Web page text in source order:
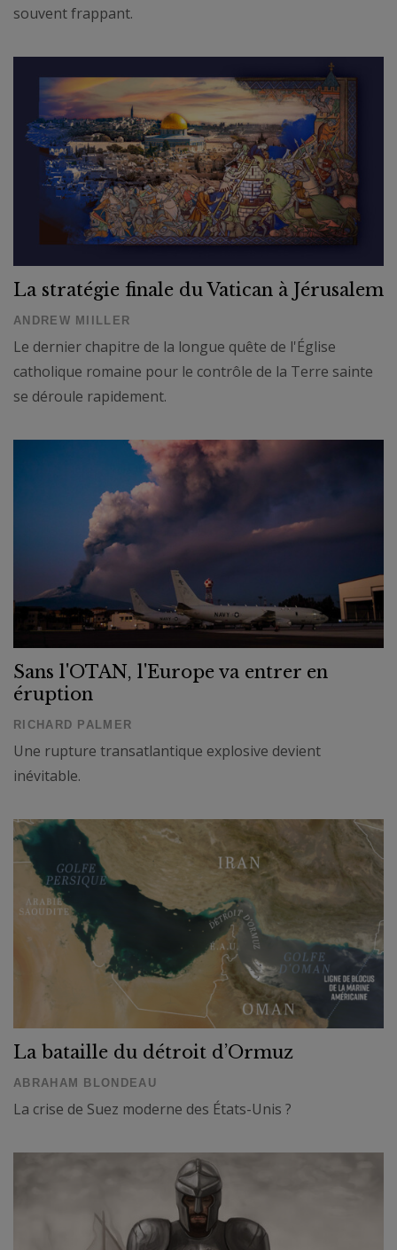
souvent frappant.
La stratégie finale du Vatican à Jérusalem
ANDREW MIILLER
Le dernier chapitre de la longue quête de l'Église
catholique romaine pour le contrôle de la Terre sainte
se déroule rapidement.
Sans l'OTAN, l'Europe va entrer en
éruption
RICHARD PALMER
Une rupture transatlantique explosive devient
inévitable.
La bataille du détroit d’Ormuz
ABRAHAM BLONDEAU
La crise de Suez moderne des États-Unis ?